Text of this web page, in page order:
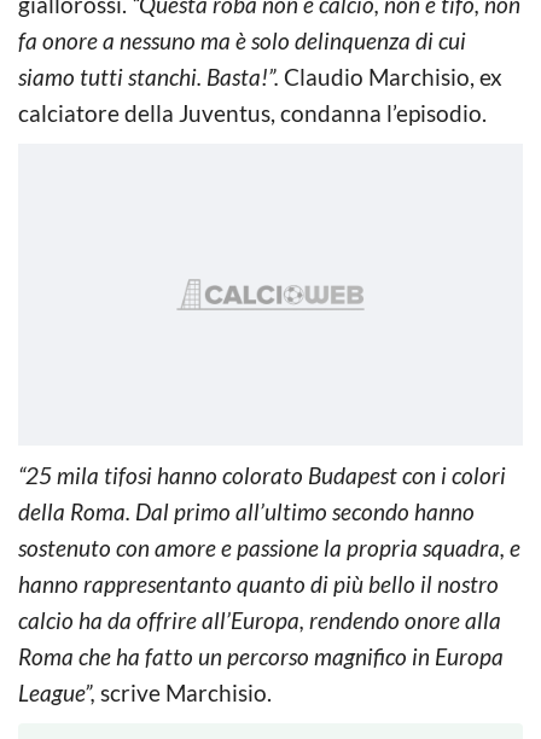
fa onore a nessuno ma è solo delinquenza di cui
siamo tutti stanchi. Basta!”. Claudio Marchisio, ex
calciatore della Juventus, condanna l’episodio.
“25 mila tifosi hanno colorato Budapest con i colori
della Roma. Dal primo all’ultimo secondo hanno
sostenuto con amore e passione la propria squadra, e
hanno rappresentanto quanto di più bello il nostro
calcio ha da offrire all’Europa, rendendo onore alla
Roma che ha fatto un percorso magnifico in Europa
League”, scrive Marchisio.